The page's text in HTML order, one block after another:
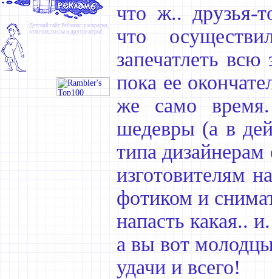
Детский сайт Ребзики: раскраски,
отличия, пазлы и другие игры!
что ж.. друзья-
что
запечатлеть
пока ее
же само
шедевры (а в
типа
изготовителям
фотиком и
напасть какая.. и.
а вы вот
удачи и всего!